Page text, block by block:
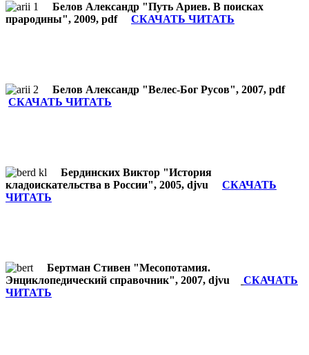
Белов Александр "Путь Ариев. В поисках
прародины", 2009, pdf СКАЧАТЬ ЧИТАТЬ
Белов Александр "Велес-Бог Русов", 2007, pdf
СКАЧАТЬ ЧИТАТЬ
Бердинских Виктор "История
кладоискательства в России", 2005, djvu СКАЧАТЬ
ЧИТАТЬ
Бертман Стивен "Месопотамия.
Энциклопедический справочник", 2007, djvu
СКАЧАТЬ
ЧИТАТЬ